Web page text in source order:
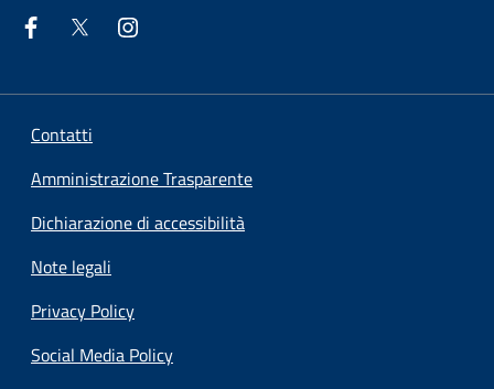
Contatti
Amministrazione Trasparente
Dichiarazione di accessibilità
Note legali
Privacy Policy
Social Media Policy